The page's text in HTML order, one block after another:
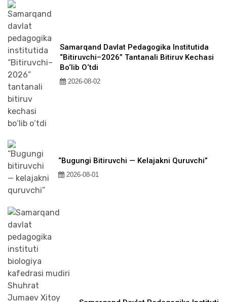
Samarqand Davlat Pedagogika Institutida
“Bitiruvchi–2026” Tantanali Bitiruv Kechasi
Bo‘lib O‘tdi
2026-08-02
“Bugungi Bitiruvchi — Kelajakni Quruvchi”
2026-08-01